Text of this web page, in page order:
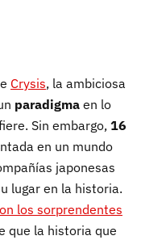
Crysis, la ambiciosa
paradigma en lo
Sin embargo, 16
en un mundo
japonesas
lugar en la historia.
los sorprendentes
que la historia que